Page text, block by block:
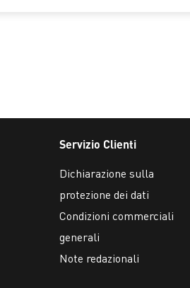
Servizio Clienti
Dichiarazione sulla
protezione dei dati
Condizioni commerciali
generali
Note redazionali